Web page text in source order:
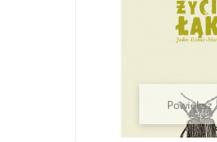
Powiększ